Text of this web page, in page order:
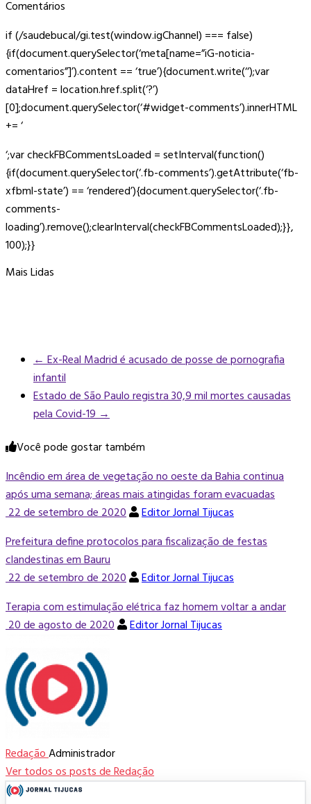
Comentários
if (/saudebucal/gi.test(window.igChannel) === false)
{if(document.querySelector(‘meta[name=”iG-noticia-
comentarios”]’).content == ‘true’){document.write(‘‘);var
dataHref = location.href.split(‘?’)
[0];document.querySelector(‘#widget-comments’).innerHTML
+= ‘
‘;var checkFBCommentsLoaded = setInterval(function()
{if(document.querySelector(‘.fb-comments’).getAttribute(‘fb-
xfbml-state’) == ‘rendered’){document.querySelector(‘.fb-
comments-
loading’).remove();clearInterval(checkFBCommentsLoaded);}},
100);}}
Mais Lidas
←Ex-Real Madrid é acusado de posse de pornografia
infantil
Estado de São Paulo registra 30,9 mil mortes causadas
pela Covid-19→
Você pode gostar também
Incêndio em área de vegetação no oeste da Bahia continua
após uma semana; áreas mais atingidas foram evacuadas
22 de setembro de 2020
Editor Jornal Tijucas
Prefeitura define protocolos para fiscalização de festas
clandestinas em Bauru
22 de setembro de 2020
Editor Jornal Tijucas
Terapia com estimulação elétrica faz homem voltar a andar
20 de agosto de 2020
Editor Jornal Tijucas
RedaçãoAdministrador
Ver todos os posts de Redação